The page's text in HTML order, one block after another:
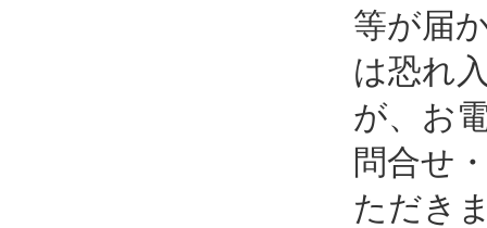
等が届
は恐れ
が、お
問合せ
ただき